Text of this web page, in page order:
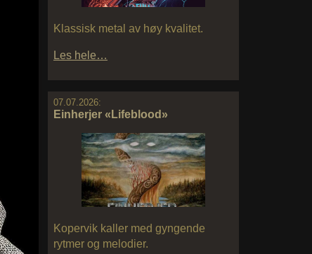
Klassisk metal av høy kvalitet.
Les hele…
07.07.2026:
Einherjer «Lifeblood»
Kopervik kaller med gyngende
rytmer og melodier.